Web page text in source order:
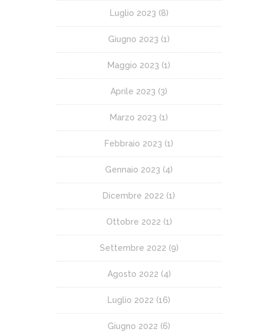
Luglio 2023 (8)
Giugno 2023 (1)
Maggio 2023 (1)
Aprile 2023 (3)
Marzo 2023 (1)
Febbraio 2023 (1)
Gennaio 2023 (4)
Dicembre 2022 (1)
Ottobre 2022 (1)
Settembre 2022 (9)
Agosto 2022 (4)
Luglio 2022 (16)
Giugno 2022 (6)